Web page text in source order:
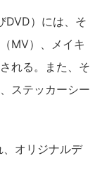
DVD）には、そ
MV）、メイキ
れる。また、そ
ステッカーシー
オリジナルデ